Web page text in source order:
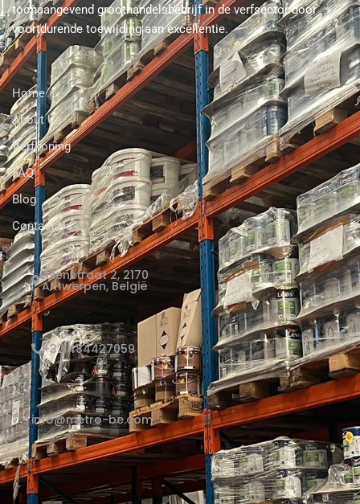
toonaangevend groothandelsbedrijf in de verfsector door
voortdurende toewijding aan excellentie.
Home
About Us
Verfkoning
FAQ
Blog
Contact Us
Elsenstraat 2, 2170
Antwerpen, België
+32 484427059
info@metro-be.com